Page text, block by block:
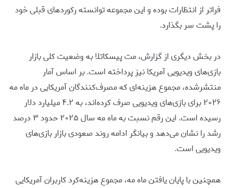
فراتر از انتظارات بوده و این مجموعه توانسته رکوردهای قبلی خود
را پشت سر بگذارد.
در بخش دیگری از گزارش، مت پیسکاتلا به وضعیت کلی بازار
بازی‌های ویدیویی آمریکا نیز پرداخته است. بر اساس آمار
منتشرشده، مجموع هزینه‌ای که مصرف‌کنندگان آمریکایی در ماه مه
۲۰۲۶ برای بازی‌های ویدیویی صرف کرده‌اند، به ۴.۲ میلیارد دلار
رسیده است. این رقم نسبت به ماه مه سال ۲۰۲۵ حدود ۳ درصد
رشد را نشان می‌دهد و بیانگر ادامه روند صعودی بازار بازی‌های
ویدیویی است.
همچنین با پایان یافتن ماه مه، مجموع هزینه‌کرد کاربران آمریکایی